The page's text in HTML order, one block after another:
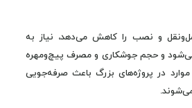
و نصب را کاهش می‌دهد، نیاز به
و حجم جوشکاری و مصرف پیچ‌ومهره
در پروژه‌های بزرگ باعث صرفه‌جویی